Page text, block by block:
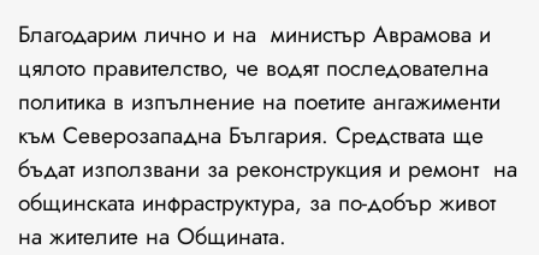
Благодарим лично и на министър Аврамова и
цялото правителство, че водят последователна
политика в изпълнение на поетите ангажименти
към Северозападна България. Средствата ще
бъдат използвани за реконструкция и ремонт на
общинската инфраструктура, за по-добър живот
на жителите на Общината.